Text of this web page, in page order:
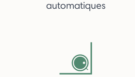
automatiques